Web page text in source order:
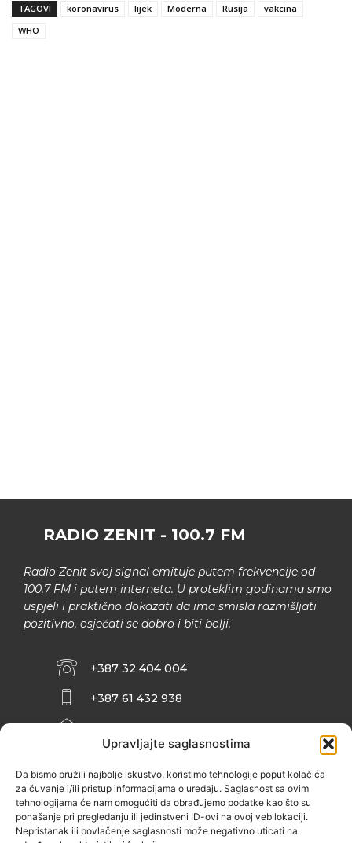
Upravljajte saglasnostima
Da bismo pružili najbolje iskustvo, koristimo tehnologije poput kolačića
za čuvanje i/ili pristup informacijama o uređaju. Saglasnost sa ovim
tehnologijama će nam omogućiti da obrađujemo podatke kao što su
ponašanje pri pregledanju ili jedinstveni ID-ovi na ovoj veb lokaciji.
Nepristanak ili povlačenje saglasnosti može negativno uticati na
TAGOVI
koronavirus lijek Moderna Rusija
vakcina
WHO
RADIO ZENIT - 100.7 FM
Radio Zenit svoj signal emituje putem frekvencije od
100.7 FM i putem interneta. U proteklim godinama smo
uspjeli i praktično dokazati da ima smisla razmišljati
pozitivno, osjećati se dobro i biti bolji.
+387 32 404 004
+387 61 432 938
INFO@ZENIT.BA
ZENIČANKA, 3. SPRAT), 72000 ZENICA